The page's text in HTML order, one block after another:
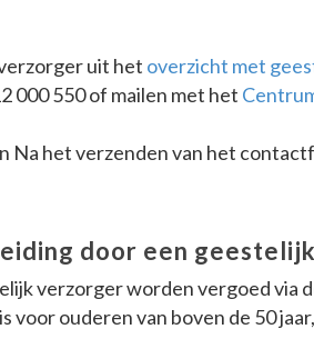
uit het overzicht met
000 550 of mailen met het
het verzenden van het
door een
verzorger worden vergoed via
ouderen van boven de 50